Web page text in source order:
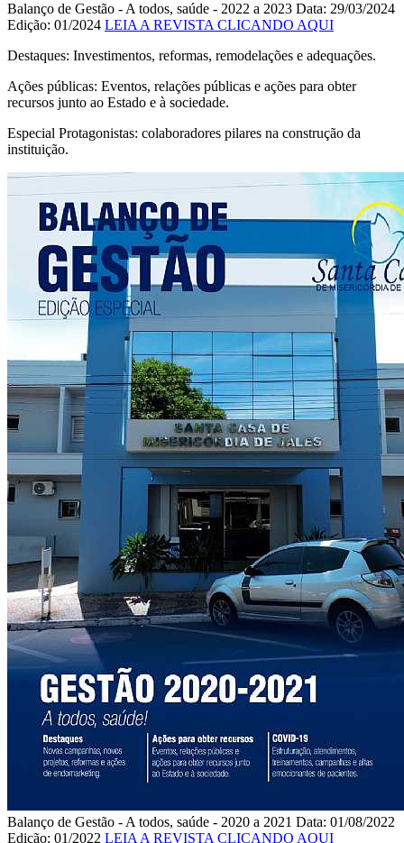
Balanço de Gestão - A todos, saúde - 2022 a 2023 Data: 29/03/2024
Edição: 01/2024 LEIA A REVISTA CLICANDO AQUI
Destaques: Investimentos, reformas, remodelações e adequações.
Ações públicas: Eventos, relações públicas e ações para obter
recursos junto ao Estado e à sociedade.
Especial Protagonistas: colaboradores pilares na construção da
instituição.
Balanço de Gestão - A todos, saúde - 2020 a 2021 Data: 01/08/2022
Edição: 01/2022 LEIA A REVISTA CLICANDO AQUI